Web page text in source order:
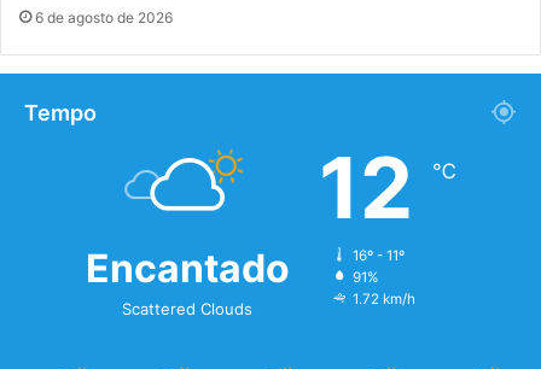
6 de agosto de 2026
Tempo
Encantado
Scattered Clouds
12 ℃
16º - 11º
91%
1.72 km/h